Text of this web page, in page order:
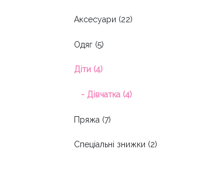
Аксесуари (22)
Одяг (5)
Діти (4)
- Дівчатка (4)
Пряжа (7)
Спеціальні знижки (2)